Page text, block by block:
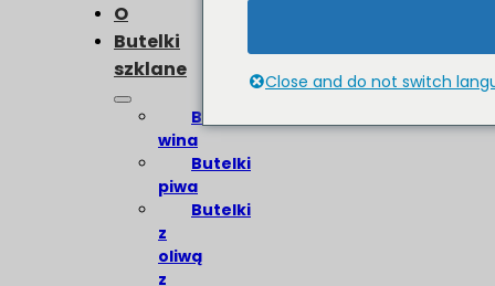
O
Butelki
szklane
Butelki
wina
Butelki
piwa
Butelki
z
oliwą
z
Close and do not switch